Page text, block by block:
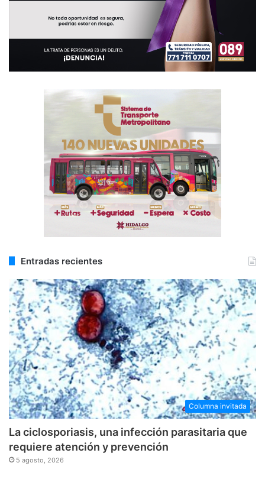
Entradas recientes
Columna invitada
La ciclosporiasis, una infección parasitaria que
requiere atención y prevención
5 agosto, 2026